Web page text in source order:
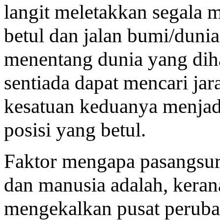
langit meletakkan segala
betul dan jalan bumi/
menentang dunia yang
sentiada dapat mencari
kesatuan keduanya
posisi yang betul.
Faktor mengapa
dan manusia adalah,
mengekalkan pusat